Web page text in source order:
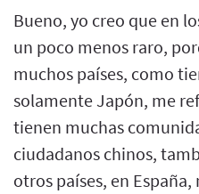
Bueno, yo creo que en
un poco menos raro,
muchos países, como
solamente Japón, me
tienen muchas
ciudadanos chinos,
otros países, en